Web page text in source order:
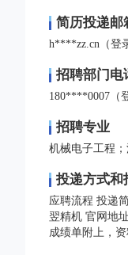
简历投递邮
h****zz.cn（登
招聘部门电
180****0007（
招聘专业
机械电子工程
投递方式和
应聘流程 投递
翌精机 官网地
成绩单附上，